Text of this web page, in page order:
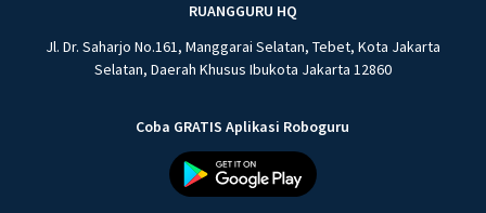
RUANGGURU HQ
Jl. Dr. Saharjo No.161, Manggarai Selatan, Tebet, Kota Jakarta
Selatan, Daerah Khusus Ibukota Jakarta 12860
Coba GRATIS Aplikasi Roboguru